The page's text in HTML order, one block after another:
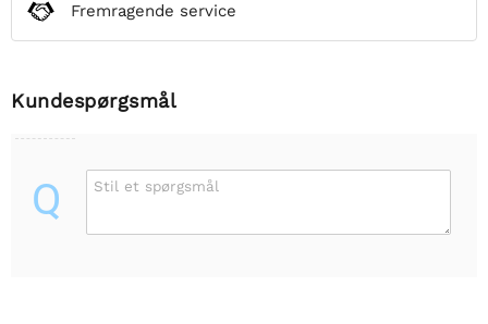
Fremragende service
Kundespørgsmål
Q Stil et spørgsmål